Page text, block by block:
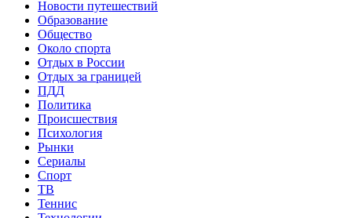
Новости путешествий
Образование
Общество
Около спорта
Отдых в России
Отдых за границей
ПДД
Политика
Происшествия
Психология
Рынки
Сериалы
Спорт
ТВ
Теннис